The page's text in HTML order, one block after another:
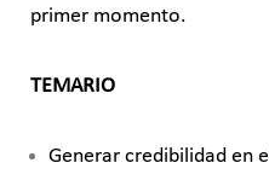
primer momento.
TEMARIO
Generar credibilidad en